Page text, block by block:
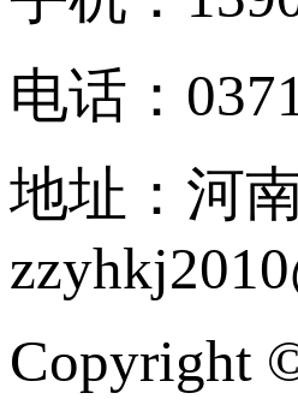
电话：
地址：河
Copyright